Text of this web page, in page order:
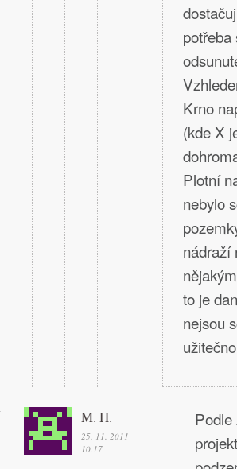
Krno
(kde X
Plotní
nebylo
nádraží
to je
nejsou
M. H.
25. 11. 2011
10.17
Podle